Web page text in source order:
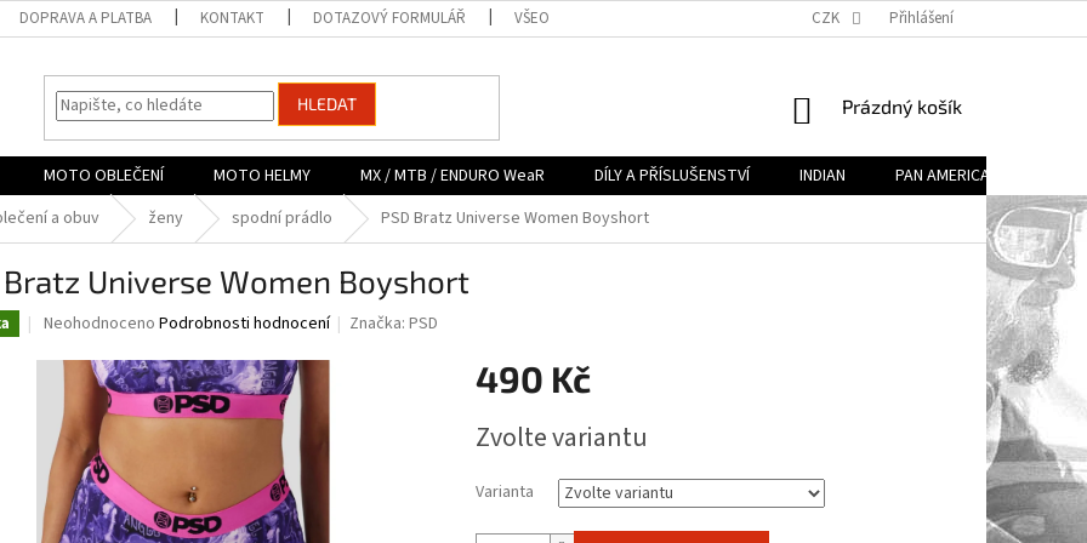
DOPRAVA A PLATBA KONTAKT DOTAZOVÝ FORMULÁŘ VŠEOBECNÉ OBCHODNÍ PODMÍNKY (VOP) PODMÍNKY OCHRANY OSOBNÍCH
CZK Přihlášení
HLEDAT
NÁKUPNÍ
Prázdný košík
MOTO OBLEČENÍ MOTO HELMY MX / MTB / ENDURO WeaR DÍLY A PŘÍSLUŠENSTVÍ INDIAN PAN AMERICA
a obuv ženy spodní prádlo PSD Bratz Universe Women Boyshort
Bratz Universe Women Boyshort
Průměrné
produktu
0,0
hvězdiček.
Neohodnoceno Podrobnosti hodnocení Značka:PSD
490 Kč
cena:
Zvolte variantu
Varianta